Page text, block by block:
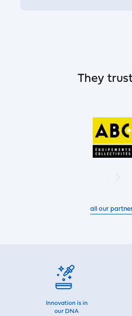
They
all our
Innovation is in
our DNA